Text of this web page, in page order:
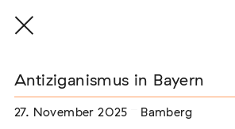
Antiziganismus in Bayern
27. November 2025 Bamberg